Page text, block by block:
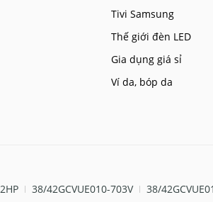
Tivi Samsung
Thế giới đèn LED
Gia dụng giá sỉ
Ví da, bóp da
2HP 38/42GCVUE010-703V 38/